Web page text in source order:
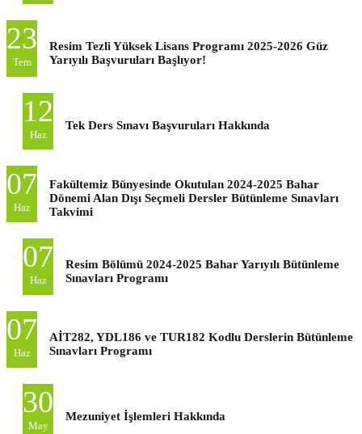
23
Tem
Resim Tezli Yüksek Lisans Programı 2025-2026 Güz
Yarıyılı Başvuruları Başlıyor!
12
Haz
Tek Ders Sınavı Başvuruları Hakkında
07
Haz
Fakültemiz Bünyesinde Okutulan 2024-2025 Bahar
Dönemi Alan Dışı Seçmeli Dersler Bütünleme Sınavları
Takvimi
07
Haz
Resim Bölümü 2024-2025 Bahar Yarıyılı Bütünleme
Sınavları Programı
07
Haz
AİT282, YDL186 ve TUR182 Kodlu Derslerin Bütünleme
Sınavları Programı
30
May
Mezuniyet İşlemleri Hakkında